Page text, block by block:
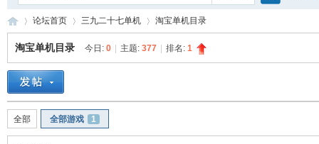
»
论坛首页 三九二十七单机 淘宝单机目录
淘宝单机目录 今日: 0 主题: 377 排名: 1
全部 全部游戏 1